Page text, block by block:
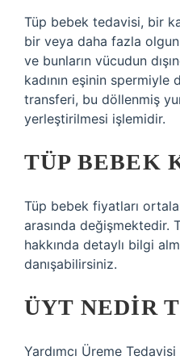
Tüp bebek tedavisi, bir
bir veya daha fazla olgun
ve bunların vücudun
kadının eşinin
transferi, bu döllenmiş
yerleştirilmesi işlemidir.
TÜP BEBEK
Tüp bebek fiyatları
arasında değişmektedir.
hakkında detaylı bilgi
danışabilirsiniz.
ÜYT NEDIR
Yardımcı Üreme